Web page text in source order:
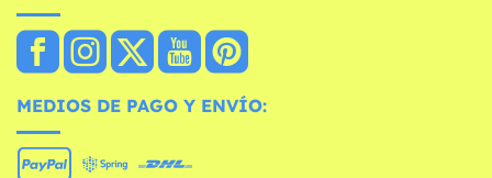
MEDIOS DE PAGO Y ENVÍO: